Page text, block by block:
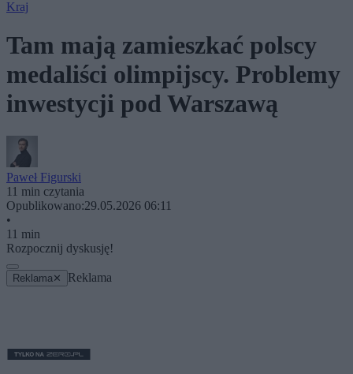
Kraj
Tam mają zamieszkać polscy
medaliści olimpijscy. Problemy
inwestycji pod Warszawą
Paweł Figurski
11 min czytania
Opublikowano:29.05.2026 06:11
•
11 min
Rozpocznij dyskusję!
Reklama ✕ Reklama